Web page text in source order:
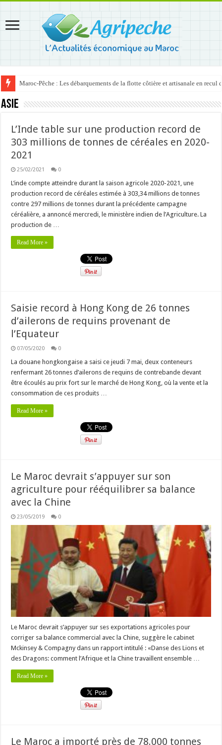
Maroc-Pêche : Les débarquements de la flotte côtière et artisanale en recul
Asie
L’Inde table sur une production record de
303 millions de tonnes de céréales en 2020-
2021
25/02/2021 0
L’inde compte atteindre durant la saison agricole 2020-2021, une
production record de céréales estimée à 303,34 millions de tonnes
contre 297 millions de tonnes durant la précédente campagne
céréalière, a annoncé mercredi, le ministère indien de l’Agriculture. La
production de …
Read More »
Saisie record à Hong Kong de 26 tonnes
d’ailerons de requins provenant de
l’Equateur
07/05/2020 0
La douane hongkongaise a saisi ce jeudi 7 mai, deux conteneurs
renfermant 26 tonnes d’ailerons de requins de contrebande devant
être écoulés au prix fort sur le marché de Hong Kong, où la vente et la
consommation de ces produits …
Read More »
Le Maroc devrait s’appuyer sur son
agriculture pour rééquilibrer sa balance
avec la Chine
23/05/2019 0
Le Maroc devrait s’appuyer sur ses exportations agricoles pour
corriger sa balance commercial avec la Chine, suggère le cabinet
Mckinsey & Compagny dans un rapport intitulé : «Danse des Lions et
des Dragons: comment l’Afrique et la Chine travaillent ensemble …
Read More »
Le Maroc a importé près de 78.000 tonnes